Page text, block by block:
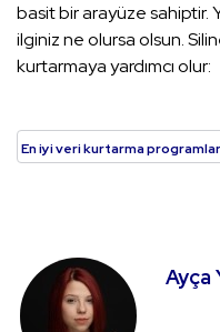
basit bir arayüze sahiptir.
ilginiz ne olursa olsun.
kurtarmaya yardımcı olur:
En iyi veri kurtarma
Ayça